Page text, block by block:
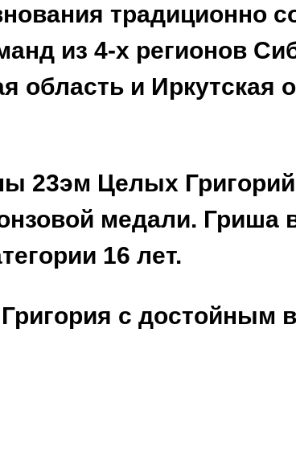
традиционно
из 4-х регионов
область и Иркутская
23эм Целых
медали. Гриша
16 лет.
с достойным